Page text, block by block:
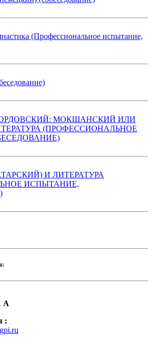
(Профессиональное испытание,
МОКШАНСКИЙ ИЛИ
(ПРОФЕССИОНАЛЬНОЕ
И ЛИТЕРАТУРА
ИСПЫТАНИЕ,
А
: